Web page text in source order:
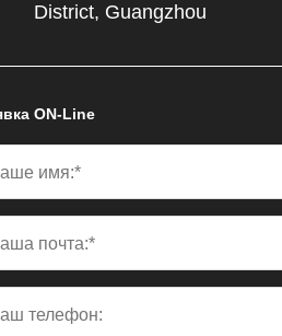
District, Guangzhou
ON-Line